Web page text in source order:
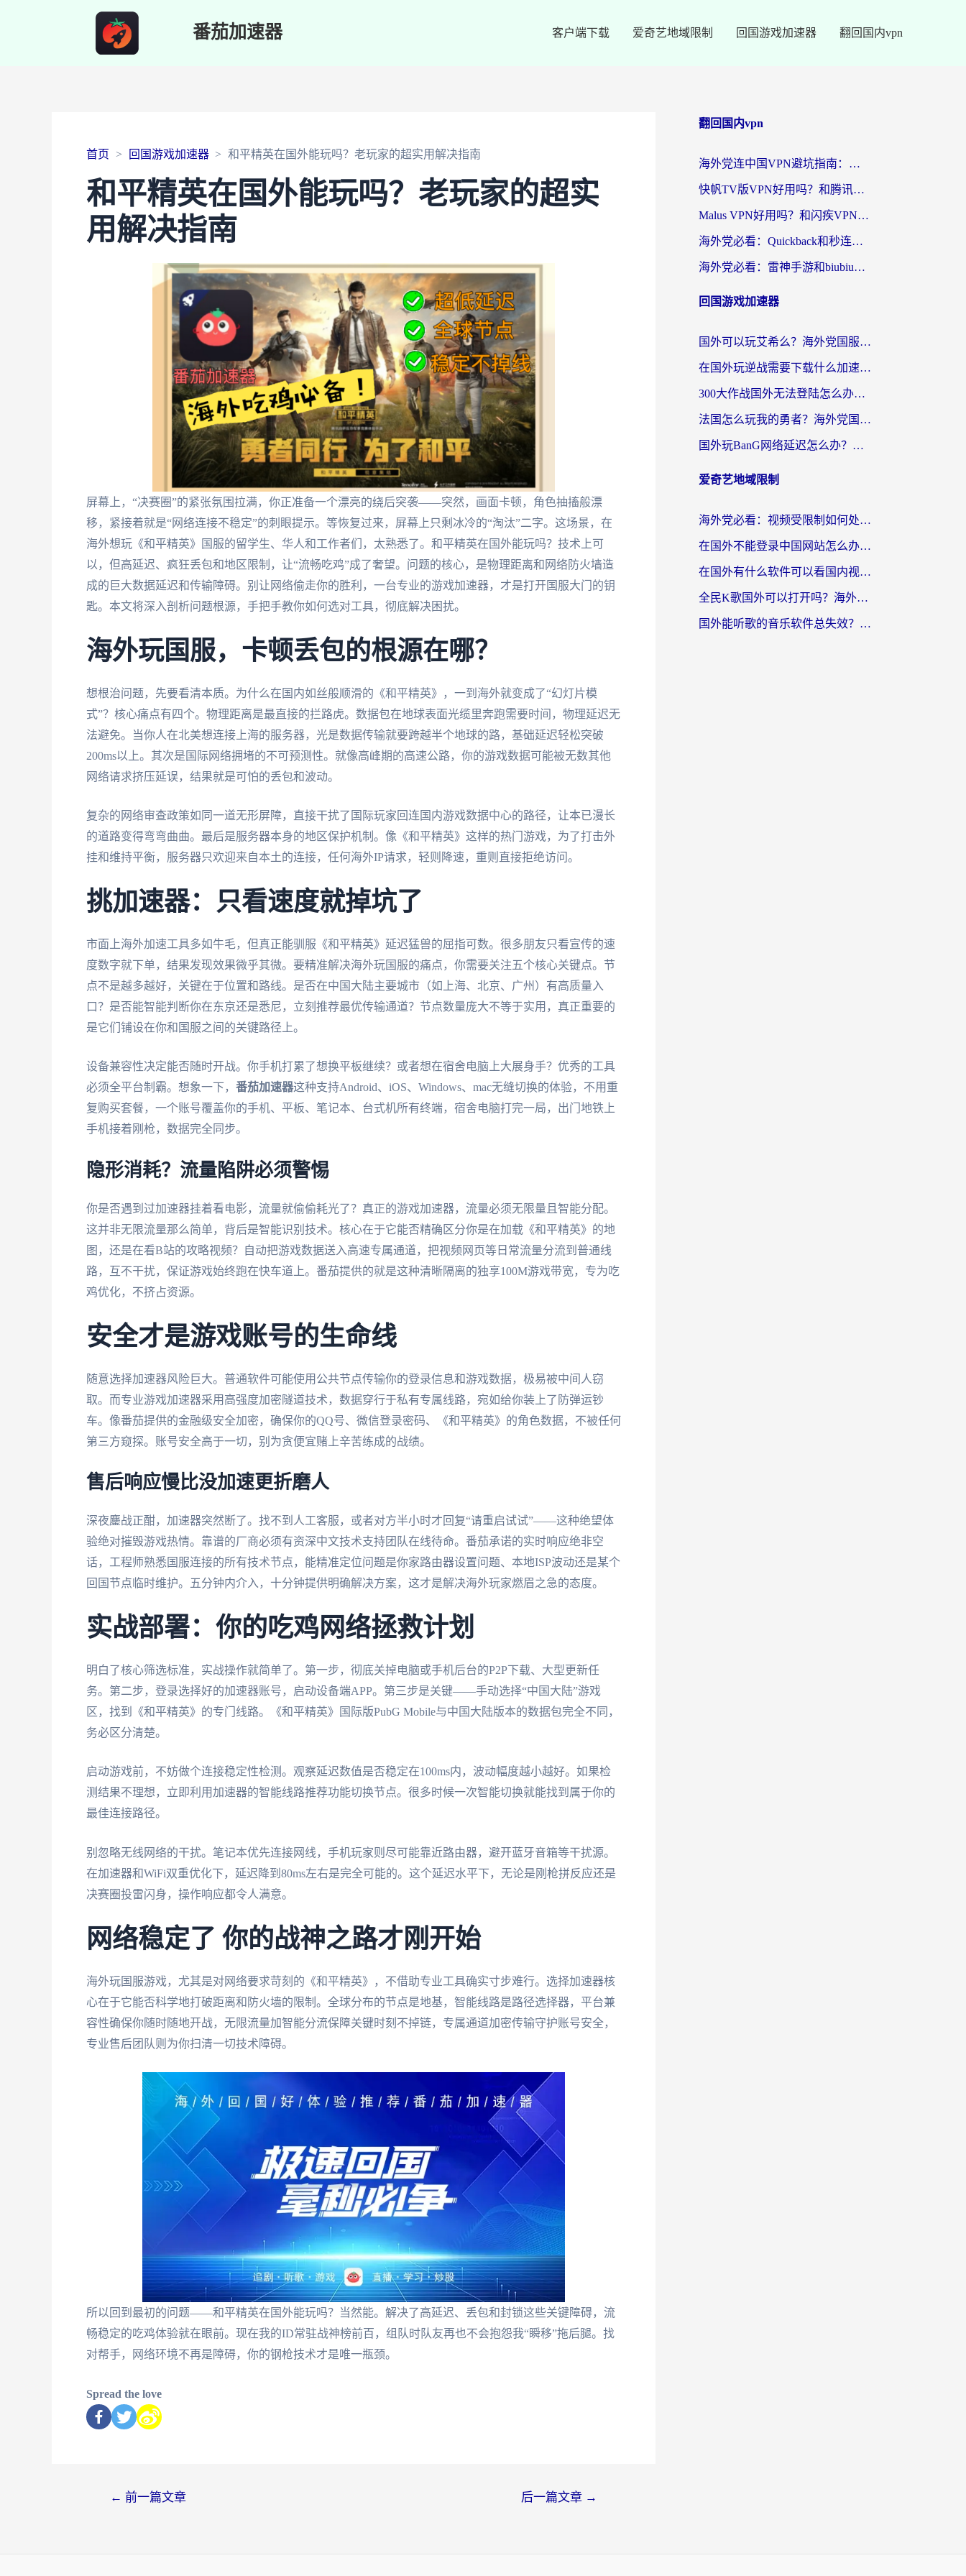
番茄加速器 客户端下载 爱奇艺地域限制 回国游戏加速器 翻回国内vpn
首页 回国游戏加速器 和平精英在国外能玩吗？老玩家的超实用解决指南
和平精英在国外能玩吗？老玩家的超实
用解决指南
屏幕上，“决赛圈”的紧张氛围拉满，你正准备一个漂亮的绕后突袭——突然，画面卡顿，角色抽搐般漂
移，紧接着就是“网络连接不稳定”的刺眼提示。等恢复过来，屏幕上只剩冰冷的“淘汰”二字。这场景，在
海外想玩《和平精英》国服的留学生、华人和工作者们，太熟悉了。和平精英在国外能玩吗？技术上可
以，但高延迟、疯狂丢包和地区限制，让“流畅吃鸡”成了奢望。问题的核心，是物理距离和网络防火墙造
成的巨大数据延迟和传输障碍。别让网络偷走你的胜利，一台专业的游戏加速器，才是打开国服大门的钥
匙。本文将深入剖析问题根源，手把手教你如何选对工具，彻底解决困扰。
海外玩国服，卡顿丢包的根源在哪？
想根治问题，先要看清本质。为什么在国内如丝般顺滑的《和平精英》，一到海外就变成了“幻灯片模
式”？核心痛点有四个。物理距离是最直接的拦路虎。数据包在地球表面光缆里奔跑需要时间，物理延迟无
法避免。当你人在北美想连接上海的服务器，光是数据传输就要跨越半个地球的路，基础延迟轻松突破
200ms以上。其次是国际网络拥堵的不可预测性。就像高峰期的高速公路，你的游戏数据可能被无数其他
网络请求挤压延误，结果就是可怕的丢包和波动。
复杂的网络审查政策如同一道无形屏障，直接干扰了国际玩家回连国内游戏数据中心的路径，让本已漫长
的道路变得弯弯曲曲。最后是服务器本身的地区保护机制。像《和平精英》这样的热门游戏，为了打击外
挂和维持平衡，服务器只欢迎来自本土的连接，任何海外IP请求，轻则降速，重则直接拒绝访问。
挑加速器：只看速度就掉坑了
市面上海外加速工具多如牛毛，但真正能驯服《和平精英》延迟猛兽的屈指可数。很多朋友只看宣传的速
度数字就下单，结果发现效果微乎其微。要精准解决海外玩国服的痛点，你需要关注五个核心关键点。节
点不是越多越好，关键在于位置和路线。是否在中国大陆主要城市（如上海、北京、广州）有高质量入
口？是否能智能判断你在东京还是悉尼，立刻推荐最优传输通道？节点数量庞大不等于实用，真正重要的
是它们铺设在你和国服之间的关键路径上。
设备兼容性决定能否随时开战。你手机打累了想换平板继续？或者想在宿舍电脑上大展身手？优秀的工具
必须全平台制霸。想象一下， 番茄加速器这种支持Android、iOS、Windows、mac无缝切换的体验，不用重
复购买套餐，一个账号覆盖你的手机、平板、笔记本、台式机所有终端，宿舍电脑打完一局，出门地铁上
手机接着刚枪，数据完全同步。
隐形消耗？流量陷阱必须警惕
你是否遇到过加速器挂着看电影，流量就偷偷耗光了？真正的游戏加速器，流量必须无限量且智能分配。
这并非无限流量那么简单，背后是智能识别技术。核心在于它能否精确区分你是在加载《和平精英》的地
图，还是在看B站的攻略视频？自动把游戏数据送入高速专属通道，把视频网页等日常流量分流到普通线
路，互不干扰，保证游戏始终跑在快车道上。番茄提供的就是这种清晰隔离的独享100M游戏带宽，专为吃
鸡优化，不挤占资源。
安全才是游戏账号的生命线
随意选择加速器风险巨大。普通软件可能使用公共节点传输你的登录信息和游戏数据，极易被中间人窃
取。而专业游戏加速器采用高强度加密隧道技术，数据穿行于私有专属线路，宛如给你装上了防弹运钞
车。像番茄提供的金融级安全加密，确保你的QQ号、微信登录密码、《和平精英》的角色数据，不被任何
第三方窥探。账号安全高于一切，别为贪便宜赌上辛苦练成的战绩。
售后响应慢比没加速更折磨人
深夜鏖战正酣，加速器突然断了。找不到人工客服，或者对方半小时才回复“请重启试试”——这种绝望体
验绝对摧毁游戏热情。靠谱的厂商必须有资深中文技术支持团队在线待命。番茄承诺的实时响应绝非空
话，工程师熟悉国服连接的所有技术节点，能精准定位问题是你家路由器设置问题、本地ISP波动还是某个
回国节点临时维护。五分钟内介入，十分钟提供明确解决方案，这才是解决海外玩家燃眉之急的态度。
实战部署：你的吃鸡网络拯救计划
明白了核心筛选标准，实战操作就简单了。第一步，彻底关掉电脑或手机后台的P2P下载、大型更新任
务。第二步，登录选择好的加速器账号，启动设备端APP。第三步是关键——手动选择“中国大陆”游戏
区，找到《和平精英》的专门线路。《和平精英》国际版PubG Mobile与中国大陆版本的数据包完全不同，
务必区分清楚。
启动游戏前，不妨做个连接稳定性检测。观察延迟数值是否稳定在100ms内，波动幅度越小越好。如果检
测结果不理想，立即利用加速器的智能线路推荐功能切换节点。很多时候一次智能切换就能找到属于你的
最佳连接路径。
别忽略无线网络的干扰。笔记本优先连接网线，手机玩家则尽可能靠近路由器，避开蓝牙音箱等干扰源。
在加速器和WiFi双重优化下，延迟降到80ms左右是完全可能的。这个延迟水平下，无论是刚枪拼反应还是
决赛圈投雷闪身，操作响应都令人满意。
网络稳定了 你的战神之路才刚开始
海外玩国服游戏，尤其是对网络要求苛刻的《和平精英》，不借助专业工具确实寸步难行。选择加速器核
心在于它能否科学地打破距离和防火墙的限制。全球分布的节点是地基，智能线路是路径选择器，平台兼
容性确保你随时随地开战，无限流量加智能分流保障关键时刻不掉链，专属通道加密传输守护账号安全，
专业售后团队则为你扫清一切技术障碍。
所以回到最初的问题——和平精英在国外能玩吗？当然能。解决了高延迟、丢包和封锁这些关键障碍，流
畅稳定的吃鸡体验就在眼前。现在我的ID常驻战神榜前百，组队时队友再也不会抱怨我“瞬移”拖后腿。找
对帮手，网络环境不再是障碍，你的钢枪技术才是唯一瓶颈。
Spread the love
← 前一篇文章 后一篇文章 →
翻回国内vpn
海外党连中国VPN避坑指南：如何选到真正能无缝刷国内资源的加速器？
快帆TV版VPN好用吗？和腾讯VPN对比哪个回国效果更好？海外党必看的真实体验指南
Malus VPN好用吗？和闪疾VPN对比哪个回国效果更好？海外华人的实用避坑指南
海外党必看：Quickback和秒连好用吗？3步选对回国加速器，无缝刷国内资源
海外党必看：雷神手游和biubiu好用吗？3招选对回国加速器无缝刷国内资源
回国游戏加速器
国外可以玩艾希么？海外党国服游戏畅玩终极指南（附加速器选择秘籍）
在国外玩逆战需要下载什么加速器呢？海外党亲测有效的国服游戏加速指南
300大作战国外无法登陆怎么办？海外玩家亲测有效的解决指南
法国怎么玩我的勇者？海外党国服游戏不卡攻略，附3款热门游戏加速实测
国外玩BanG网络延迟怎么办？海外玩家亲测有效的国服游戏加速指南
爱奇艺地域限制
海外党必看：视频受限制如何处理？3步解决国内剧番“看不了”难题
在国外不能登录中国网站怎么办？3步选对回国加速器，无缝刷剧、办业务
在国外有什么软件可以看国内视频？留学生亲测的追剧救星来了
全民K歌国外可以打开吗？海外党听歌听书无限制的实用指南
国外能听歌的音乐软件总失效？这篇教你怎么在海外流畅听网易云